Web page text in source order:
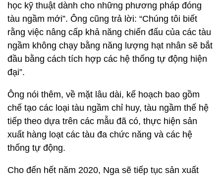
học kỹ thuật dành cho những phương pháp đóng
tàu ngầm mới”. Ông cũng trả lời: “Chúng tôi biết
rằng việc nâng cấp khả năng chiến đấu của các tàu
ngầm không chạy bằng năng lượng hạt nhân sẽ bắt
đầu bằng cách tích hợp các hệ thống tự động hiện
đại”.
Ông nói thêm, về mặt lâu dài, kế hoạch bao gồm
chế tạo các loại tàu ngầm chỉ huy, tàu ngầm thế hệ
tiếp theo dựa trên các mẫu đã có, thực hiện sản
xuất hàng loạt các tàu đa chức năng và các hệ
thống tự động.
Cho đến hết năm 2020, Nga sẽ tiếp tục sản xuất